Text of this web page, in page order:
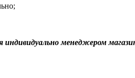
менеджером